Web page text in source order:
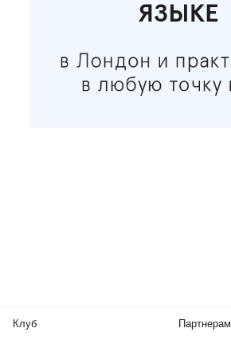
Клуб Партнерам